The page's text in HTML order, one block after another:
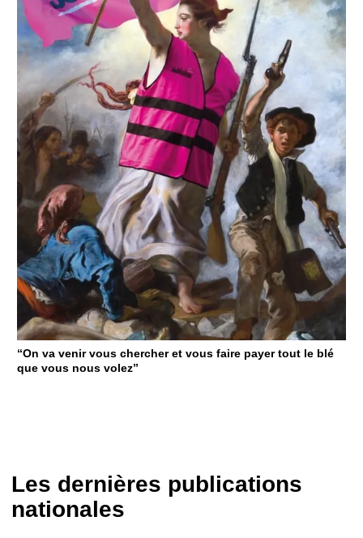
“On va venir vous chercher et vous faire payer tout le blé
que vous nous volez”
Les dernières publications
nationales